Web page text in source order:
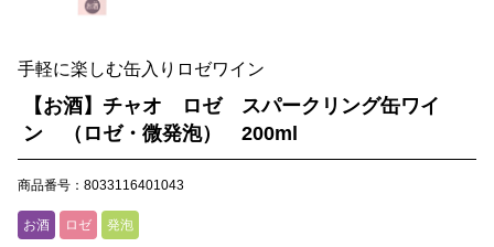
手軽に楽しむ缶入りロゼワイン
【お酒】チャオ ロゼ スパークリング缶ワイ
ン （ロゼ・微発泡） 200ml
商品番号：8033116401043
お酒 ロゼ 発泡